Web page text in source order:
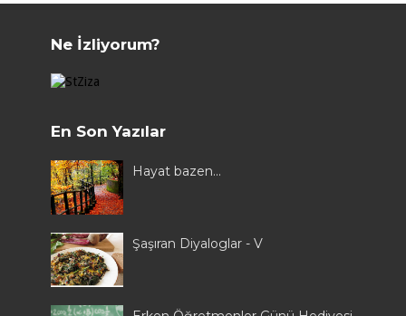
Ne İzliyorum?
En Son Yazılar
Hayat bazen...
Şaşıran Diyaloglar - V